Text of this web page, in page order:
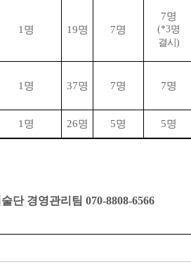
1명 19명 7명
7명
(*3명
결시)
1명 37명 7명 7명
1명 26명 5명 5명
단 경영관리팀070-8808-6566